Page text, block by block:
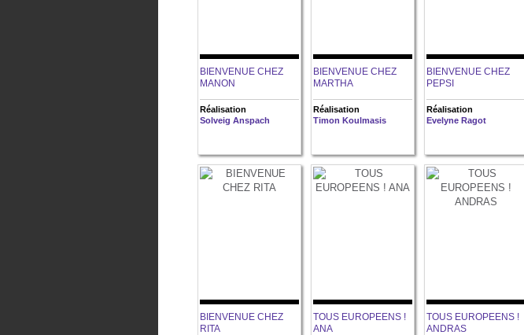
BIENVENUE CHEZ
MANON
Réalisation
Solveig Anspach
BIENVENUE CHEZ
MARTHA
Réalisation
Timon Koulmasis
BIENVENUE CHEZ
PEPSI
Réalisation
Evelyne Ragot
BIENVENUE CHEZ
RITA
TOUS EUROPEENS !
ANA
TOUS EUROPEENS !
ANDRAS